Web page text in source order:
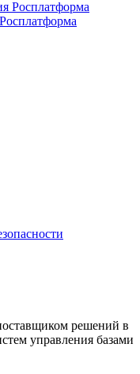
решений в
управления базами